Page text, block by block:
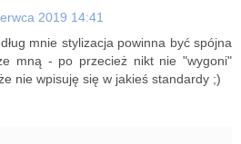
2019 14:41
mnie stylizacja powinna być spójna
mną - po przecież nikt nie "wygoni"
nie wpisuję się w jakieś standardy ;)